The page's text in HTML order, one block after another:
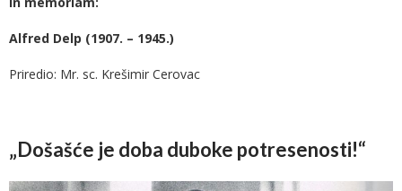
Alfred Delp (1907. – 1945.)
Priredio: Mr. sc. Krešimir Cerovac
„Došašće je doba duboke potresenosti!“